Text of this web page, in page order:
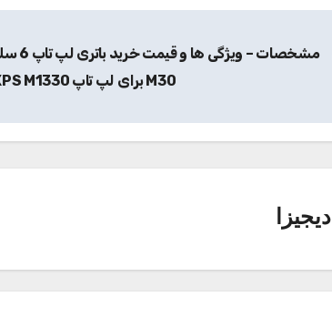
مشخصات –
M30 برای لپ تاپ Dell XPS M1330
دیجیزا